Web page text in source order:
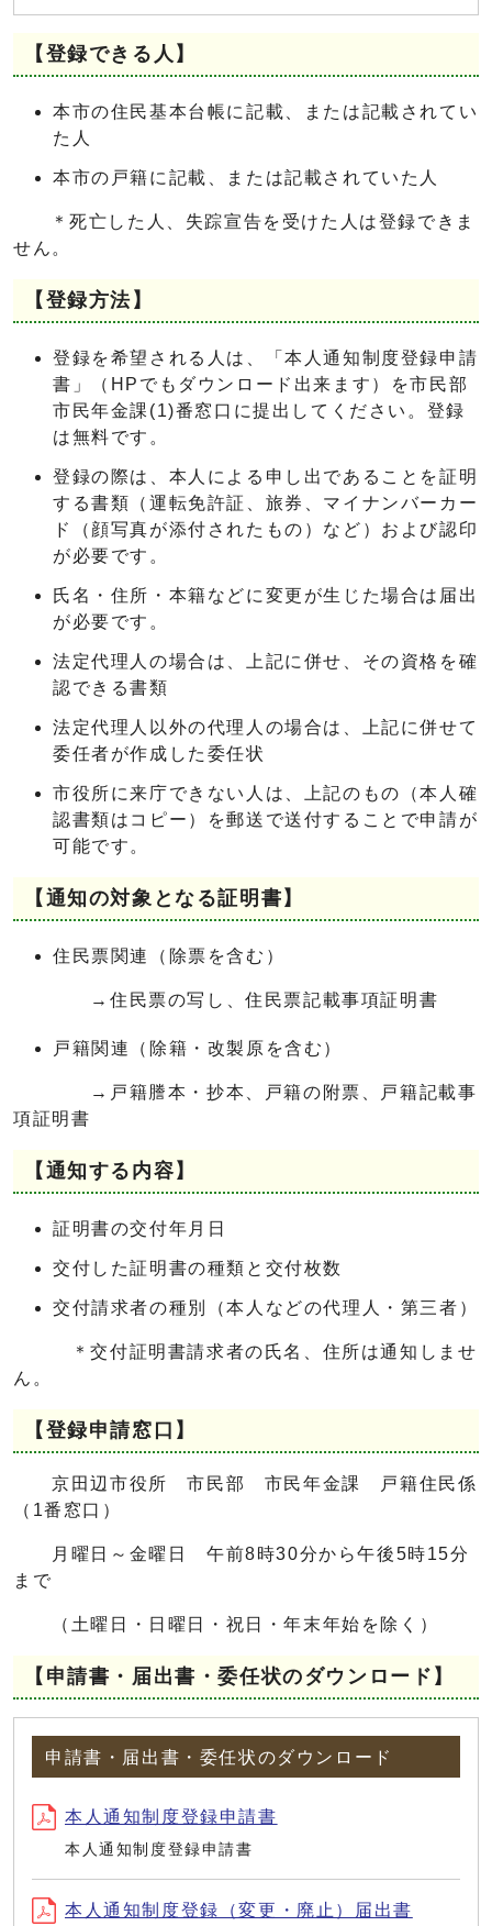
【登録できる人】
本市の住民基本台帳に記載、または記載されてい
た人
本市の戸籍に記載、または記載されていた人
＊死亡した人、失踪宣告を受けた人は登録できま
せん。
【登録方法】
登録を希望される人は、「本人通知制度登録申請
書」（HPでもダウンロード出来ます）を市民部
市民年金課(1)番窓口に提出してください。登録
は無料です。
登録の際は、本人による申し出であることを証明
する書類（運転免許証、旅券、マイナンバーカー
ド（顔写真が添付されたもの）など）および認印
が必要です。
氏名・住所・本籍などに変更が生じた場合は届出
が必要です。
法定代理人の場合は、上記に併せ、その資格を確
認できる書類
法定代理人以外の代理人の場合は、上記に併せて
委任者が作成した委任状
市役所に来庁できない人は、上記のもの（本人確
認書類はコピー）を郵送で送付することで申請が
可能です。
【通知の対象となる証明書】
住民票関連（除票を含む）
→住民票の写し、住民票記載事項証明書
戸籍関連（除籍・改製原を含む）
→戸籍謄本・抄本、戸籍の附票、戸籍記載事
項証明書
【通知する内容】
証明書の交付年月日
交付した証明書の種類と交付枚数
交付請求者の種別（本人などの代理人・第三者）
＊交付証明書請求者の氏名、住所は通知しませ
ん。
【登録申請窓口】
京田辺市役所 市民部 市民年金課 戸籍住民係
（1番窓口）
月曜日～金曜日 午前8時30分から午後5時15分
まで
（土曜日・日曜日・祝日・年末年始を除く）
【申請書・届出書・委任状のダウンロード】
申請書・届出書・委任状のダウンロード
本人通知制度登録申請書
本人通知制度登録申請書
本人通知制度登録（変更・廃止）届出書